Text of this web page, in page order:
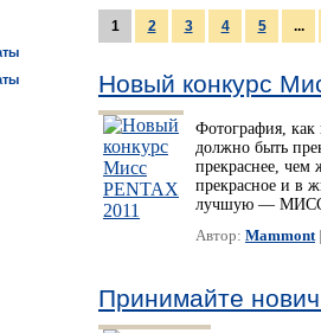
1 2 3 4 5 ...
Новый конкурс
Фотография, как
должно быть
прекраснее, чем
прекрасное и в
лучшую — МИСС
Автор: Mammont
Принимайте